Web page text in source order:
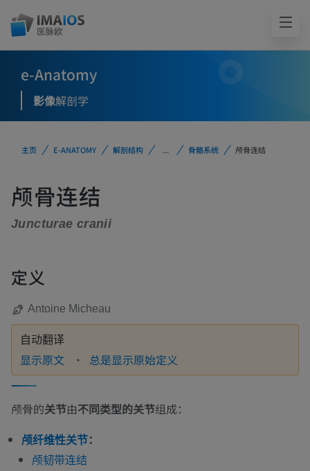
e-Anatomy
影像解剖学
主页 E-ANATOMY 解剖结构 ... 骨骼系统 颅骨连结
颅骨连结
Juncturae cranii
定义
Antoine Micheau
自动翻译
显示原文 总是显示原始定义
颅骨的关节由不同类型的关节组成：
颅纤维性关节：
颅韧带连结